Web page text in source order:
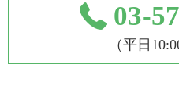
03-
（平日